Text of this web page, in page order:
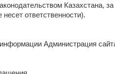
Казахстана,
ответственности).
Администрация